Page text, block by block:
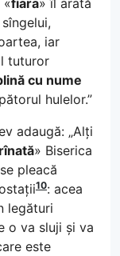
«fiara» îl arată
iar
tuturor
cu nume
hulelor.”
adaugă: „Alți
» Biserica
pleacă
10: acea
legături
o va sluji și va
este